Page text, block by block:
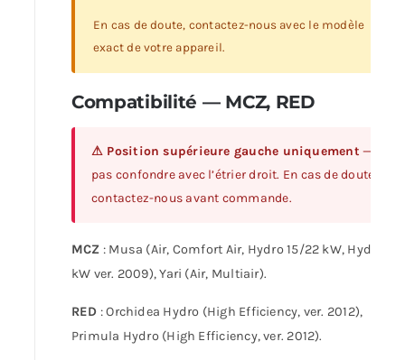
En cas de doute, contactez-nous avec le modèle
exact de votre appareil.
Compatibilité — MCZ, RED
⚠ Position supérieure gauche uniquement — ne
pas confondre avec l’étrier droit. En cas de doute,
contactez-nous avant commande.
MCZ : Musa (Air, Comfort Air, Hydro 15/22 kW, Hydro 15
kW ver. 2009), Yari (Air, Multiair).
RED : Orchidea Hydro (High Efficiency, ver. 2012),
Primula Hydro (High Efficiency, ver. 2012).